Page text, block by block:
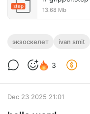
step
13.68 Mb
экзоскелет ivan smit
3
Dec 23 2025 21:01